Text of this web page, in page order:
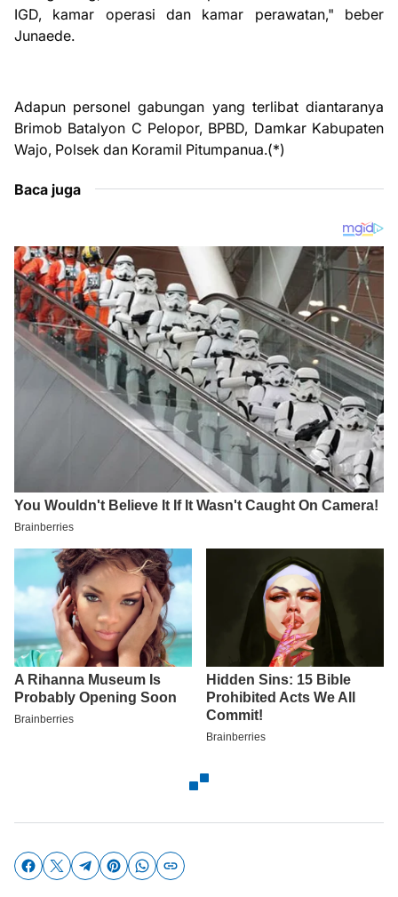
IGD, kamar operasi dan kamar perawatan," beber
Junaede.
Adapun personel gabungan yang terlibat diantaranya
Brimob Batalyon C Pelopor, BPBD, Damkar Kabupaten
Wajo, Polsek dan Koramil Pitumpanua.(*)
Baca juga